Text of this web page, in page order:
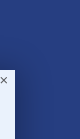
×